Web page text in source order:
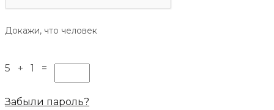
Докажи, что человек
5 + 1 =
Забыли пароль?